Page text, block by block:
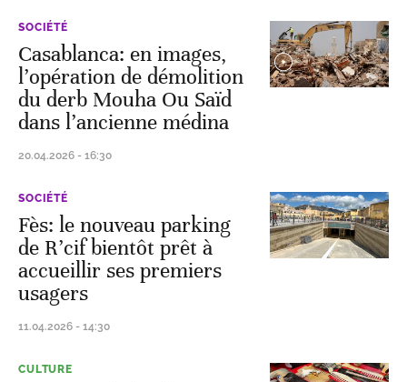
SOCIÉTÉ
Casablanca: en images,
l’opération de démolition
du derb Mouha Ou Saïd
dans l’ancienne médina
20.04.2026 - 16:30
SOCIÉTÉ
Fès: le nouveau parking
de R’cif bientôt prêt à
accueillir ses premiers
usagers
11.04.2026 - 14:30
CULTURE